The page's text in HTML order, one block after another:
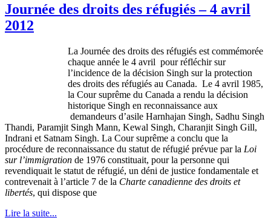
Journée des droits des réfugiés – 4 avril
2012
La Journée des droits des réfugiés est commémorée
chaque année le 4 avril pourréfléchir sur
l’incidence de la décision Singh surla protection
des droits des réfugiés au Canada. Le 4 avril 1985,
la Cour suprême du Canada a rendu la décision
historique Singh en reconnaissance aux
demandeurs d’asile Harnhajan Singh, Sadhu Singh
Thandi, Paramjit Singh Mann, Kewal Singh, Charanjit Singh Gill,
Indrani et Satnam Singh. La Cour suprême a conclu que la
procédure de reconnaissance du statut de réfugié prévue par la Loi
sur l’immigration de 1976 constituait, pour la personne qui
revendiquait le statut de réfugié, un déni de justice fondamentale et
contrevenait à l’article 7 de la Charte canadienne des droits et
libertés, qui dispose que
Lire la suite...